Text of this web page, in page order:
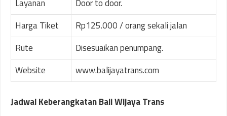
Layanan
Door to door.
Harga Tiket
Rp125.000 / orang sekali jalan
Rute
Disesuaikan penumpang.
Website
www.balijayatrans.com
Jadwal Keberangkatan Bali Wijaya Trans